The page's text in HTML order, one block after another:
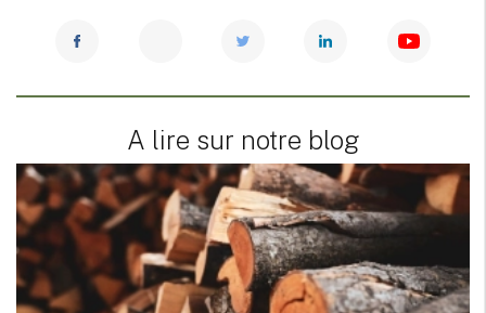
A lire sur notre blog